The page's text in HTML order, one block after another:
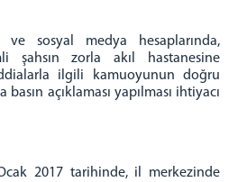
BİRİMLERİ
ve sosyal medya hesaplarında,
şahsın zorla akıl hastanesine
ilgili kamuoyunun doğru
açıklaması yapılması ihtiyacı
2017 tarihinde, il merkezinde